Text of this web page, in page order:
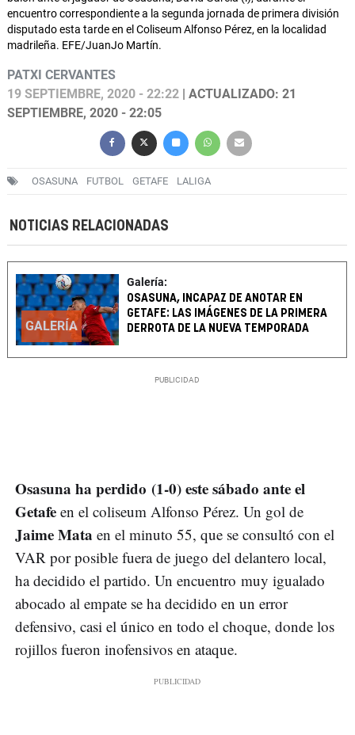
encuentro correspondiente a la segunda jornada de primera división
disputado esta tarde en el Coliseum Alfonso Pérez, en la localidad
madrileña. EFE/JuanJo Martín.
PATXI CERVANTES
19 SEPTIEMBRE, 2020 - 22:22 | ACTUALIZADO: 21
SEPTIEMBRE, 2020 - 22:05
OSASUNA FUTBOL GETAFE LALIGA
NOTICIAS RELACIONADAS
GALERÍA
Galería:
OSASUNA, INCAPAZ DE ANOTAR EN
GETAFE: LAS IMÁGENES DE LA PRIMERA
DERROTA DE LA NUEVA TEMPORADA
Osasuna ha perdido (1-0) este sábado ante el
Getafe en el coliseum Alfonso Pérez. Un gol de
Jaime Mata en el minuto 55, que se consultó con el
VAR por posible fuera de juego del delantero local,
ha decidido el partido. Un encuentro muy igualado
abocado al empate se ha decidido en un error
defensivo, casi el único en todo el choque, donde los
rojillos fueron inofensivos en ataque.